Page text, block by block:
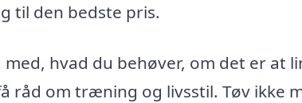
til den bedste pris.
hvad du behøver, om det er at
råd om træning og livsstil. Tøv ikke